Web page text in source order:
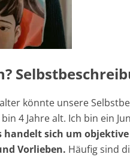
könnte unsere
4 Jahre alt. Ich bin ein
handelt sich um
Vorlieben. Häufig sind